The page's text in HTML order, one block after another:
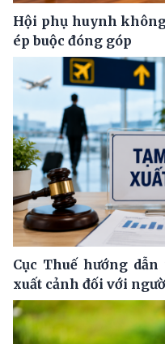
Hội phụ huynh
ép buộc đóng góp
Cục Thuế hướng
xuất cảnh đối với